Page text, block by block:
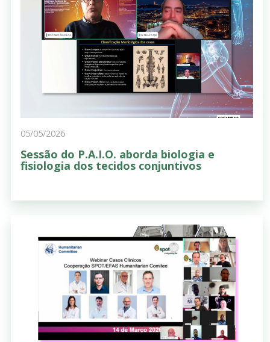
05/05/2026
Sessão do P.A.I.O. aborda biologia e
fisiologia dos tecidos conjuntivos